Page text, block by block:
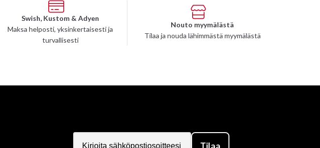
Swish, Kustom & Adyen
Maksa helposti, yksinkertaisesti ja
turvallisesti
Nouto myymälästä
Tilaa ja nouda lähimmästä myymälästä